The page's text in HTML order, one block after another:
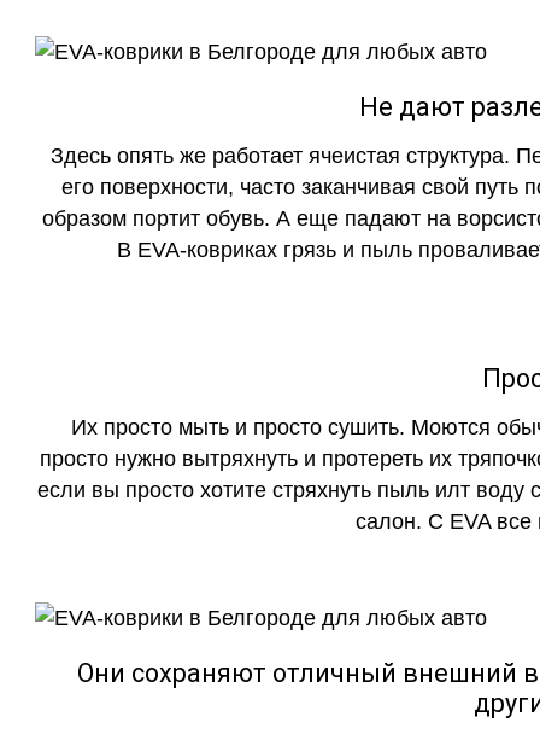
Не дают
Здесь опять же работает ячеистая структура.
его поверхности, часто заканчивая свой
образом портит обувь. А еще падают на
В EVA-ковриках грязь и пыль
Их просто мыть и просто сушить. Моются
просто нужно вытряхнуть и протереть их
если вы просто хотите стряхнуть пыль илт воду
салон. С EVA все
Они сохраняют отличный внешний